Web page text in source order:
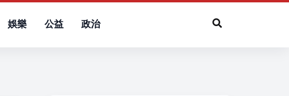
娛樂 公益 政治